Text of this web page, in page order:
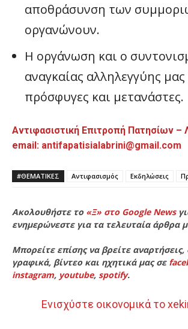
αποθράσυνση των
οργανώνουν.
Η οργάνωση και ο
αναγκαίας αλληλεγγύης
πρόσφυγες και μετανάστες.
Αντιφασιστική Επιτροπή Πατησίων –
email: antifapatisialabrini@gmail.com
#ΘΕΜΑΤΙΚΈΣ Αντιφασισμός Εκδηλώσεις
Ακολουθήστε το «Ξ» στο Google News
ενημερώνεστε για τα τελευταία άρθρα
Μπορείτε επίσης να βρείτε
γραφικά, βίντεο και ηχητικά μας σε
instagram, youtube, spotify.
Ενισχύστε οικονομικά το